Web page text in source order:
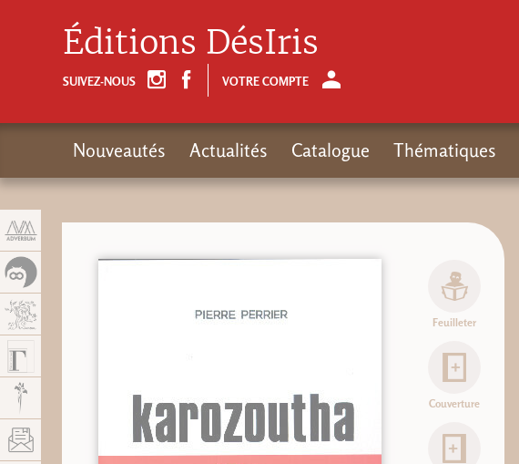
Feuilleter
Couverture
Éditions DésIris
SUIVEZ-NOUS VOTRE COMPTE
Nouveautés Actualités Catalogue Thématiques